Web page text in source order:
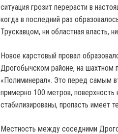
ситуация грозит перерасти в
когда в последний раз
Трускавцом, ни областная власть,
Новое карстовый провал
Дрогобычском районе, на шахтном
«Полиминерал». Это перед самым
примерно 100 метров,
стабилизированы, пропасть имеет
Местность между соседними